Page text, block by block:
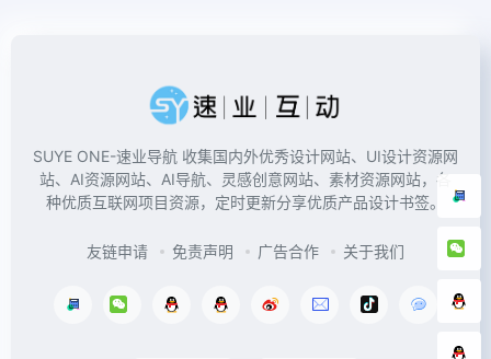
SUYE ONE-速业导航 收集国内外优秀设计网站、UI设计资源网
站、AI资源网站、AI导航、灵感创意网站、素材资源网站，各
种优质互联网项目资源，定时更新分享优质产品设计书签。
友链申请 免责声明 广告合作 关于我们